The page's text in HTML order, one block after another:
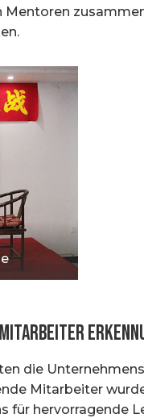
die
Mitarbeiter
für hervorragende